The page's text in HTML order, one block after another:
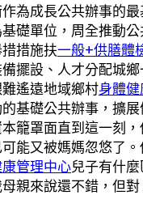
為成長公共辦事的
礎單位，周全推動
措施扶一般+供膳體
擺設、人才分配城
遙遠地域鄉村身體
基礎公共辦事，擴
籠罩面直到這一刻，
能又被媽媽忽悠了。
管理中心兒子有什
親來說還不錯，但對